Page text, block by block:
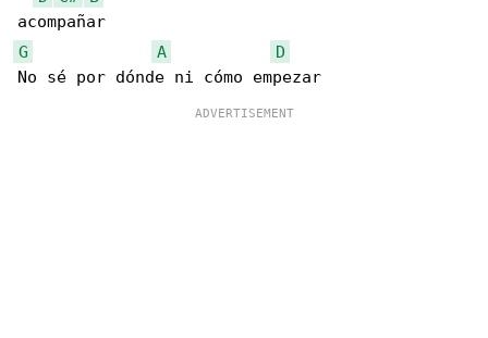
G
A
D